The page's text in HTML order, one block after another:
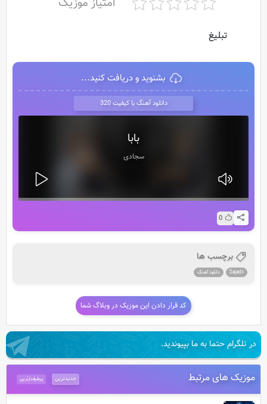
تبلیغ
بشنوید و دریافت کنید...
دانلود آهنگ با کیفیت 320
بابا
سجادی
0
برچسب ها
Sajadii دانلود آهنگ
کد قرار دادن این موزیک در وبلاگ شما
در تلگرام حتما به ما بپیوندید.
موزیک های مرتبط پرطرفدارترین جدیدترین